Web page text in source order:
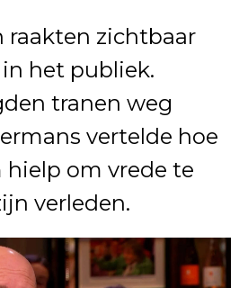
raakten zichtbaar
het publiek.
tranen weg
vertelde hoe
hielp om vrede te
verleden.